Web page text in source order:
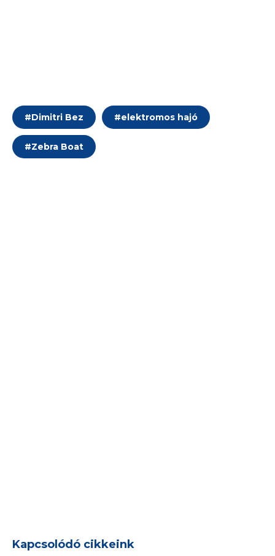
#Dimitri Bez #elektromos hajó
#Zebra Boat
Kapcsolódó cikkeink